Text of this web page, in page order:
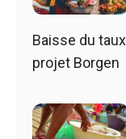
Baisse du
projet Borgen